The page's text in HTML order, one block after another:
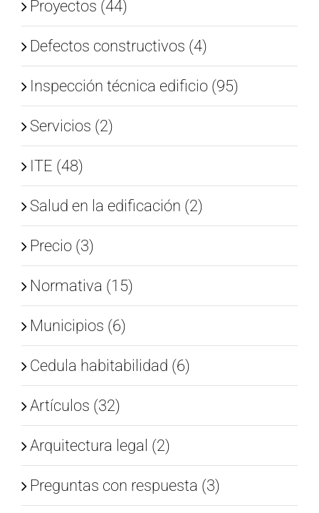
Proyectos (44)
Defectos constructivos (4)
Inspección técnica edificio (95)
Servicios (2)
ITE (48)
Salud en la edificación (2)
Precio (3)
Normativa (15)
Municipios (6)
Cedula habitabilidad (6)
Artículos (32)
Arquitectura legal (2)
Preguntas con respuesta (3)